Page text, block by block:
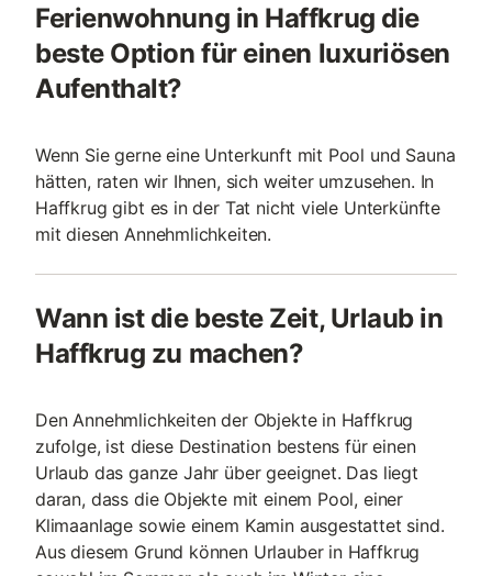
Ferienwohnung in Haffkrug die
beste Option für einen luxuriösen
Aufenthalt?
Wenn Sie gerne eine Unterkunft mit Pool und Sauna
hätten, raten wir Ihnen, sich weiter umzusehen. In
Haffkrug gibt es in der Tat nicht viele Unterkünfte
mit diesen Annehmlichkeiten.
Wann ist die beste Zeit, Urlaub in
Haffkrug zu machen?
Den Annehmlichkeiten der Objekte in Haffkrug
zufolge, ist diese Destination bestens für einen
Urlaub das ganze Jahr über geeignet. Das liegt
daran, dass die Objekte mit einem Pool, einer
Klimaanlage sowie einem Kamin ausgestattet sind.
Aus diesem Grund können Urlauber in Haffkrug